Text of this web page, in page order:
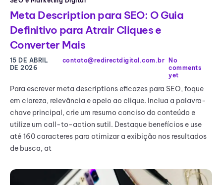
Meta Description para SEO: O Guia
Definitivo para Atrair Cliques e
Converter Mais
15 DE ABRIL
DE 2026
contato@redirectdigital.com.br
No
comments
yet
Para escrever meta descriptions eficazes para SEO, foque
em clareza, relevância e apelo ao clique. Inclua a palavra-
chave principal, crie um resumo conciso do conteúdo e
utilize um call-to-action sutil. Destaque benefícios e use
até 160 caracteres para otimizar a exibição nos resultados
de busca, at